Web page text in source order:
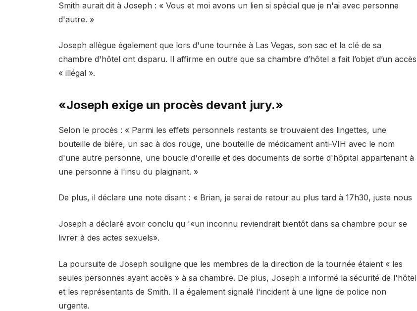
Smith aurait dit à Joseph : « Vous et moi avons un lien si spécial que je n'ai avec personne
d'autre. »
Joseph allègue également que lors d'une tournée à Las Vegas, son sac et la clé de sa
chambre d'hôtel ont disparu. Il affirme en outre que sa chambre d’hôtel a fait l’objet d’un accès
« illégal ».
«Joseph exige un procès devant jury.»
Selon le procès : « Parmi les effets personnels restants se trouvaient des lingettes, une
bouteille de bière, un sac à dos rouge, une bouteille de médicament anti-VIH avec le nom
d'une autre personne, une boucle d'oreille et des documents de sortie d'hôpital appartenant à
une personne à l'insu du plaignant. »
De plus, il déclare une note disant : « Brian, je serai de retour au plus tard à 17h30, juste nous
Joseph a déclaré avoir conclu qu '«un inconnu reviendrait bientôt dans sa chambre pour se
livrer à des actes sexuels».
La poursuite de Joseph souligne que les membres de la direction de la tournée étaient « les
seules personnes ayant accès » à sa chambre. De plus, Joseph a informé la sécurité de l'hôtel
et les représentants de Smith. Il a également signalé l'incident à une ligne de police non
urgente.